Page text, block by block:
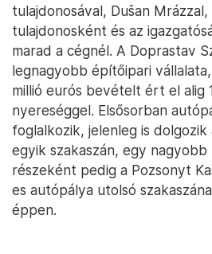
tulajdonosával, Dušan
tulajdonosként és az
marad a cégnél. A Doprastav
legnagyobb építőipari
millió eurós bevételt ért el alig
nyereséggel. Elsősorban
foglalkozik, jelenleg is
egyik szakaszán, egy nagyobb
részeként pedig a Pozsonyt
es autópálya utolsó
éppen.